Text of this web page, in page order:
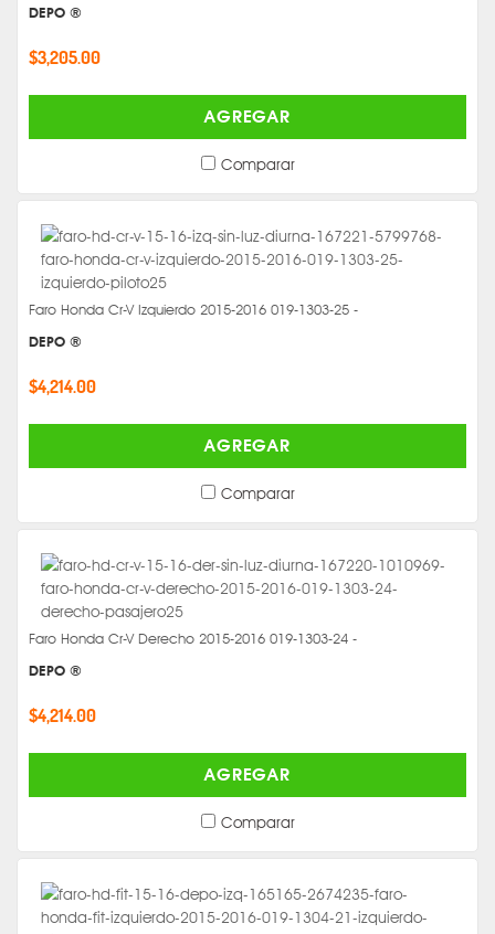
DEPO ®
$3,205.00
AGREGAR
Comparar
Faro Honda Cr-V Izquierdo 2015-2016 019-1303-25 -
DEPO ®
$4,214.00
AGREGAR
Comparar
Faro Honda Cr-V Derecho 2015-2016 019-1303-24 -
DEPO ®
$4,214.00
AGREGAR
Comparar